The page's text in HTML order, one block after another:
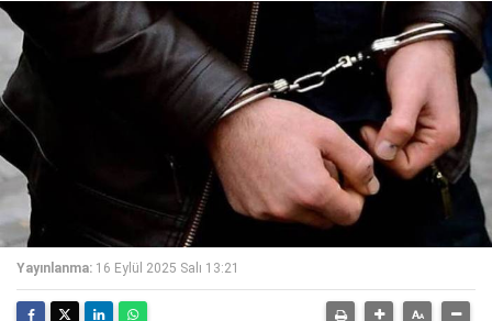
Yayınlanma: 16 Eylül 2025 Salı 13:21